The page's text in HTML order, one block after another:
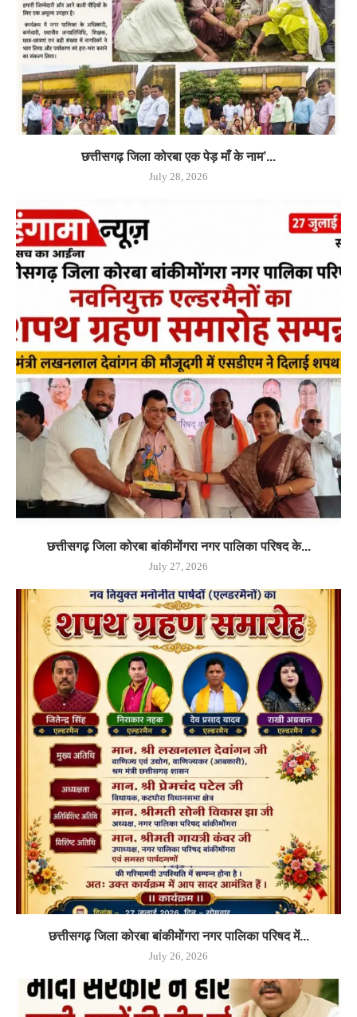
छत्तीसगढ़ जिला कोरबा एक पेड़ माँ के नाम’...
July 28, 2026
छत्तीसगढ़ जिला कोरबा बांकीमोंगरा नगर पालिका परिषद के...
July 27, 2026
छत्तीसगढ़ जिला कोरबा बांकीमोंगरा नगर पालिका परिषद में...
July 26, 2026